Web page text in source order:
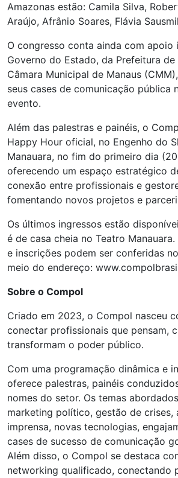
Amazonas estão: Camila Silva,
Araújo, Afrânio Soares, Flávia
O congresso conta ainda com apoio
Governo do Estado, da Prefeitura de
Câmara Municipal de Manaus
seus cases de comunicação pública
evento.
Além das palestras e painéis, o
Happy Hour oficial, no Engenho do
Manauara, no fim do primeiro dia
oferecendo um espaço estratégico
conexão entre profissionais e
fomentando novos projetos e
Os últimos ingressos estão
é de casa cheia no Teatro
e inscrições podem ser conferidas
meio do endereço:
Sobre o Compol
Criado em 2023, o Compol nasceu
conectar profissionais que pensam,
transformam o poder público.
Com uma programação dinâmica e
oferece palestras, painéis
nomes do setor. Os temas
marketing político, gestão de crises,
imprensa, novas tecnologias,
cases de sucesso de comunicação
Além disso, o Compol se destaca
networking qualificado, conectando